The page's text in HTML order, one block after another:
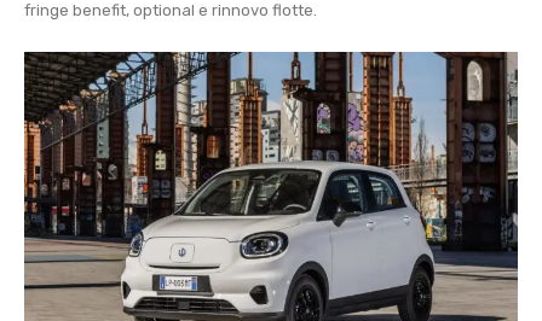
fringe benefit, optional e rinnovo flotte.